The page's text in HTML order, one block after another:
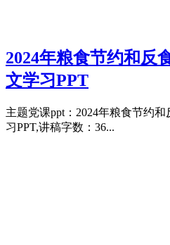
2024年粮食节约和反
文学习PPT
主题党课ppt：2024年粮食节约
习PPT,讲稿字数：36...